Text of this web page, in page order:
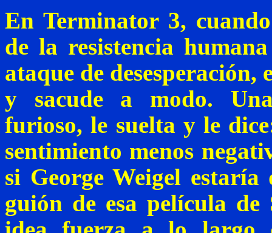
En Terminator3,
de la resistencia
ataque de desesperación,
y sacude a modo.
furioso, le suelta y le
sentimiento menos
si GeorgeWeigel estaría
guión de esa película de